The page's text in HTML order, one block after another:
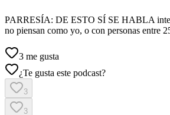
PARRESÍA: DE ESTO SÍ SE HABLA
no piensan como yo, o con personas entre
3 me gusta
¿Te gusta este podcast?
3
3